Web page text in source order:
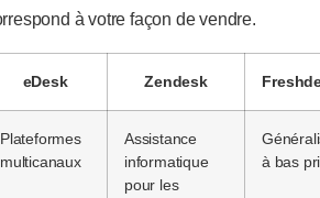
à votre façon de vendre.
eDesk Zendesk
Plateformes
multicanaux
Assistance
informatique
pour les
à bas